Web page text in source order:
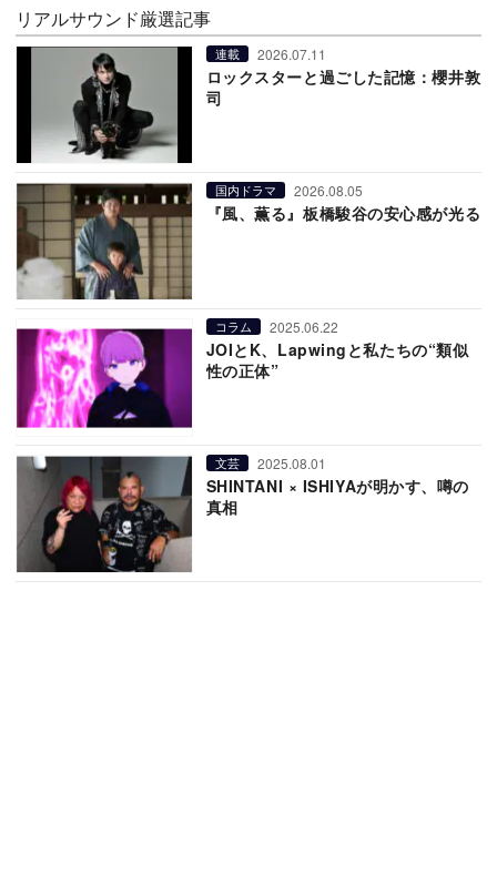
リアルサウンド厳選記事
連載 2026.07.11
ロックスターと過ごした記憶：櫻井敦
司
国内ドラマ 2026.08.05
『風、薫る』板橋駿谷の安心感が光る
コラム 2025.06.22
JOIとK、Lapwingと私たちの“類似
性の正体”
文芸 2025.08.01
SHINTANI × ISHIYAが明かす、噂の
真相